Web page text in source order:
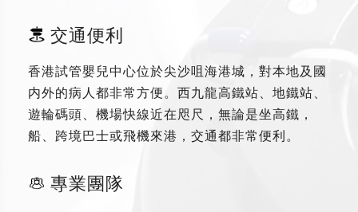
交通便利
香港試管嬰兒中心位於尖沙咀海港城，對本地及國
内外的病人都非常方便。西九龍高鐵站、地鐵站、
遊輪碼頭、機場快線近在咫尺，無論是坐高鐵，
船、跨境巴士或飛機來港，交通都非常便利。
專業團隊